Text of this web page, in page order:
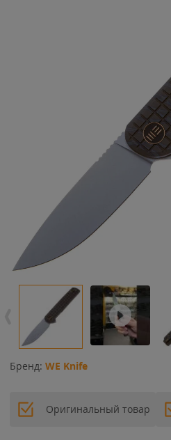
Бренд: WE Knife
Оригинальный товар